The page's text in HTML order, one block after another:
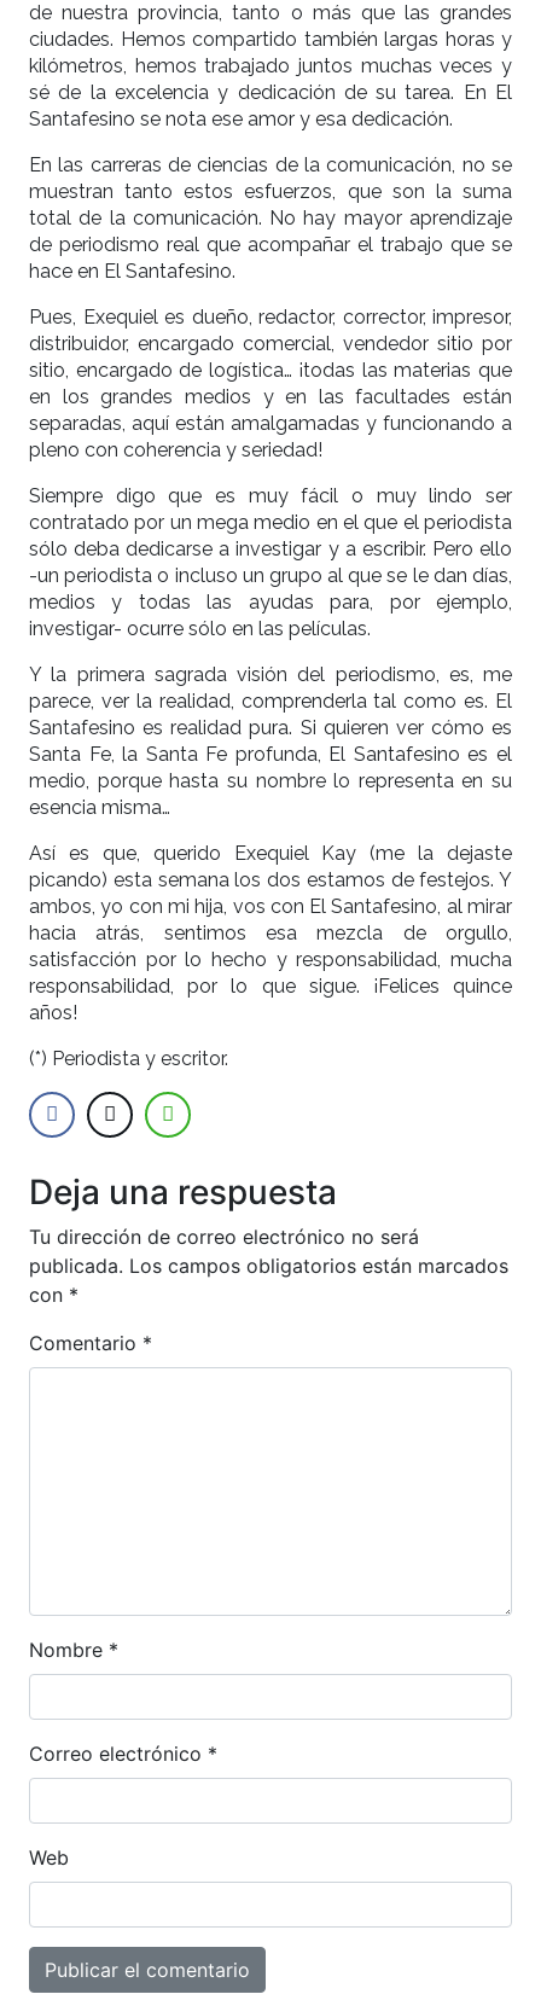
de nuestra provincia, tanto o más que las grandes
ciudades. Hemos compartido también largas horas y
kilómetros, hemos trabajado juntos muchas veces y
sé de la excelencia y dedicación de su tarea. En El
Santafesino se nota ese amor y esa dedicación.
En las carreras de ciencias de la comunicación, no se
muestran tanto estos esfuerzos, que son la suma
total de la comunicación. No hay mayor aprendizaje
de periodismo real que acompañar el trabajo que se
hace en El Santafesino.
Pues, Exequiel es dueño, redactor, corrector, impresor,
distribuidor, encargado comercial, vendedor sitio por
sitio, encargado de logística… ¡todas las materias que
en los grandes medios y en las facultades están
separadas, aquí están amalgamadas y funcionando a
pleno con coherencia y seriedad!
Siempre digo que es muy fácil o muy lindo ser
contratado por un mega medio en el que el periodista
sólo deba dedicarse a investigar y a escribir. Pero ello
-un periodista o incluso un grupo al que se le dan días,
medios y todas las ayudas para, por ejemplo,
investigar- ocurre sólo en las películas.
Y la primera sagrada visión del periodismo, es, me
parece, ver la realidad, comprenderla tal como es. El
Santafesino es realidad pura. Si quieren ver cómo es
Santa Fe, la Santa Fe profunda, El Santafesino es el
medio, porque hasta su nombre lo representa en su
esencia misma…
Así es que, querido Exequiel Kay (me la dejaste
picando) esta semana los dos estamos de festejos. Y
ambos, yo con mi hija, vos con El Santafesino, al mirar
hacia atrás, sentimos esa mezcla de orgullo,
satisfacción por lo hecho y responsabilidad, mucha
responsabilidad, por lo que sigue. ¡Felices quince
años!
(*) Periodista y escritor.
Deja una respuesta
Tu dirección de correo electrónico no será
publicada. Los campos obligatorios están marcados
con *
Comentario *
Nombre *
Correo electrónico *
Web